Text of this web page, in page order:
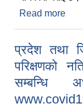
Read more
प्रदेश तथा
परिक्षणको
सम्बन्धि